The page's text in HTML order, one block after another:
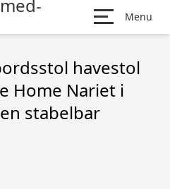
Menu
havestol
Home Nariet i
stabelbar